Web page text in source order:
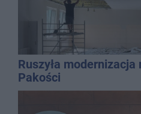
Ruszyła modernizacja
Pakości